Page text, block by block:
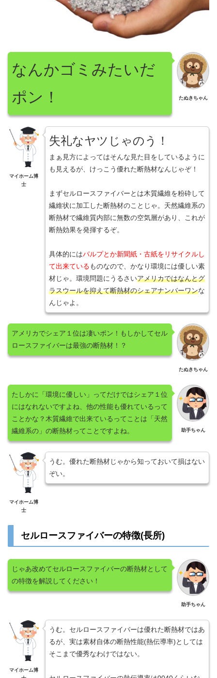
たぬきちゃん
なんかゴミみたいだ
ポン！
マイホーム博
士
失礼なヤツじゃのう！
まぁ見方によってはそんな見た目をしているように
も見えるが、けっこう優れた断熱材なんじゃぞ！
まずセルロースファイバーとは木質繊維を粉砕して
繊維状に加工した断熱材のことじゃ。天然繊維系の
断熱材で繊維質内部に無数の空気層があり、これが
断熱効果を発揮するぞ。
具体的にはパルプとか新聞紙・古紙をリサイクルし
て出来ているものなので、かなり環境には優しい素
材じゃ。環境問題にうるさいアメリカではなんとグ
ラスウールを抑えて断熱材のシェアナンバーワンな
んじゃよ。
たぬきちゃん
アメリカでシェア１位は凄いポン！もしかしてセル
ロースファイバーは最強の断熱材！？
助手ちゃん
たしかに「環境に優しい」ってだけではシェア１位
にはなれないですよね、他の性能も優れているって
ことかな？木質繊維で出来ているってことは「天然
繊維系の」の断熱材ってことですよね。
マイホーム博
士
うむ。優れた断熱材じゃから知っておいて損はない
ぞい。
セルロースファイバーの特徴(長所)
助手ちゃん
じゃあ改めてセルロースファイバーの断熱材として
の特徴を解説してください！
マイホーム博
うむ。セルロースファイバーは優れた断熱材ではあ
るが、実は素材自体の断熱性能(熱伝導率)としては
そこまで優秀なわけではない。